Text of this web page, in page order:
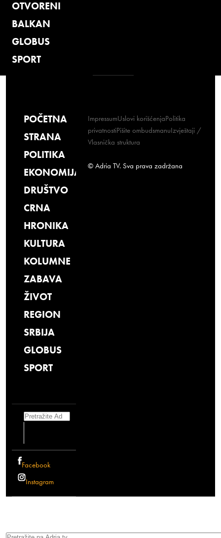
OTVORENI
BALKAN
GLOBUS
SPORT
POČETNA
STRANA
POLITIKA
EKONOMIJA
DRUŠTVO
CRNA
HRONIKA
KULTURA
KOLUMNE
ZABAVA
ŽIVOT
REGION
SRBIJA
GLOBUS
SPORT
Search
Facebook
Instagram
ImpressumUslovi korišćenjaPolitika
privatnostiPišite ombudsmanuIzvještaji /
Vlasnička struktura
© Adria TV. Sva prava zadržana